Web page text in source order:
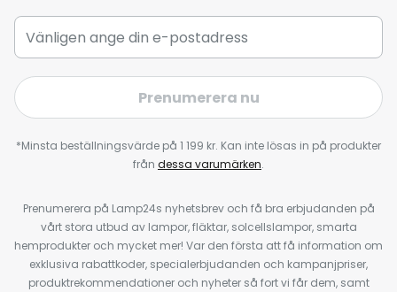
Prenumerera nu
*Minsta beställningsvärde på 1 199 kr. Kan inte lösas in på produkter
från dessa varumärken.
Prenumerera på Lamp24s nyhetsbrev och få bra erbjudanden på
vårt stora utbud av lampor, fläktar, solcellslampor, smarta
hemprodukter och mycket mer! Var den första att få information om
exklusiva rabattkoder, specialerbjudanden och kampanjpriser,
produktrekommendationer och nyheter så fort vi får dem, samt